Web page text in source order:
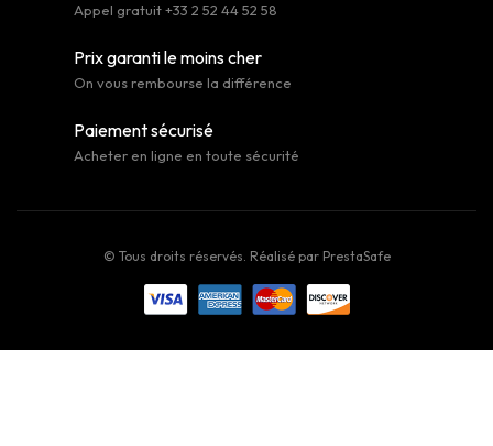
Appel gratuit +33 2 52 44 52 58
Prix garanti le moins cher
On vous rembourse la différence
Paiement sécurisé
Acheter en ligne en toute sécurité
© Tous droits réservés. Réalisé par PrestaSafe